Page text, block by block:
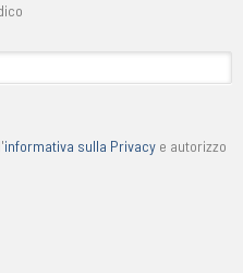
informativa sulla Privacy e autorizzo